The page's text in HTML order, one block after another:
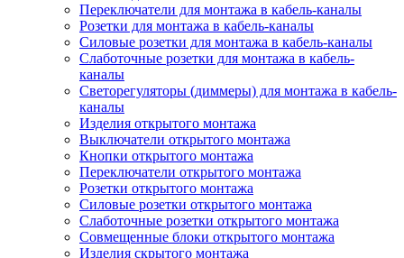
Переключатели для монтажа в кабель-каналы
Розетки для монтажа в кабель-каналы
Силовые розетки для монтажа в кабель-каналы
Слаботочные розетки для монтажа в кабель-
каналы
Светорегуляторы (диммеры) для монтажа в кабель-
каналы
Изделия открытого монтажа
Выключатели открытого монтажа
Кнопки открытого монтажа
Переключатели открытого монтажа
Розетки открытого монтажа
Силовые розетки открытого монтажа
Слаботочные розетки открытого монтажа
Совмещенные блоки открытого монтажа
Изделия скрытого монтажа